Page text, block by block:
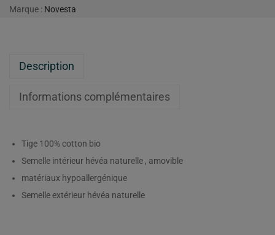
Marque : Novesta
Description
Informations complémentaires
Tige 100% cotton bio
Semelle intérieur hévéa naturelle , amovible
matériaux hypoallergénique
Semelle extérieur hévéa naturelle